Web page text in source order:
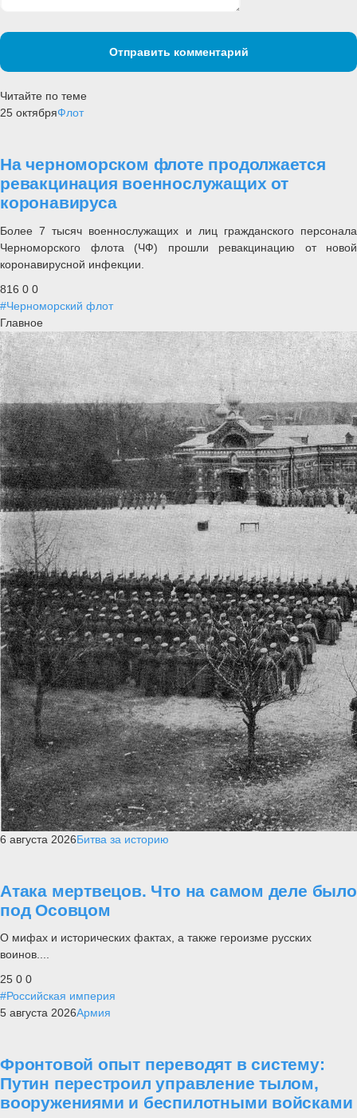
Отправить комментарий
Читайте по теме
25 октябряФлот
На черноморском флоте продолжается
ревакцинация военнослужащих от
коронавируса
Более 7 тысяч военнослужащих и лиц гражданского персонала
Черноморского флота (ЧФ) прошли ревакцинацию от новой
коронавирусной инфекции.
816 0 0
#Черноморский флот
Главное
6 августа 2026Битва за историю
Атака мертвецов. Что на самом деле было
под Осовцом
О мифах и исторических фактах, а также героизме русских
воинов....
25 0 0
#Российская империя
5 августа 2026Армия
Фронтовой опыт переводят в систему:
Путин перестроил управление тылом,
вооружениями и беспилотными войсками